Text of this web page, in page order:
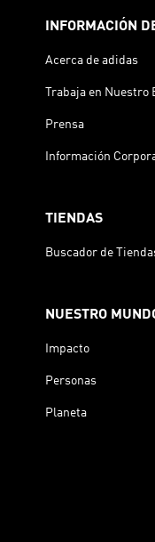
INFORMACIÓN
Acerca de adidas
Trabaja en Nuestro
Prensa
Información
TIENDAS
Buscador de
NUESTRO
Impacto
Personas
Planeta